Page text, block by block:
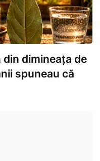
dimineața de
spuneau că